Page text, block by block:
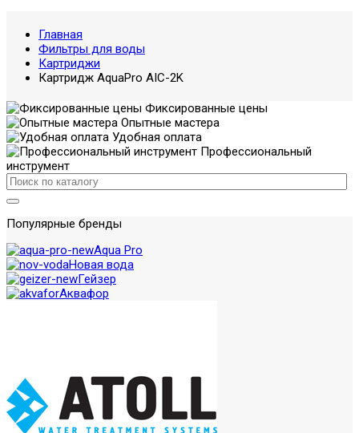
Главная
Фильтры для воды
Картриджи
Картридж AquaPro AIC-2K
Фиксированные цены
Опытные мастера
Удобная оплата
Профессиональный
инструмент
Популярные бренды
Aqua Pro
Новая вода
Гейзер
Аквафор